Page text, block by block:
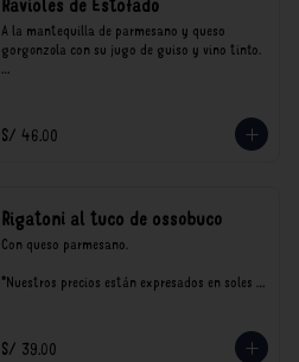
A la mantequilla de parmesano y queso
gorgonzola con su jugo de guiso y vino tinto.
consumo.
S/ 46.00
Rigatoni al tuco de ossobuco
Con queso parmesano.
*Nuestros precios están expresados en soles e
S/ 39.00